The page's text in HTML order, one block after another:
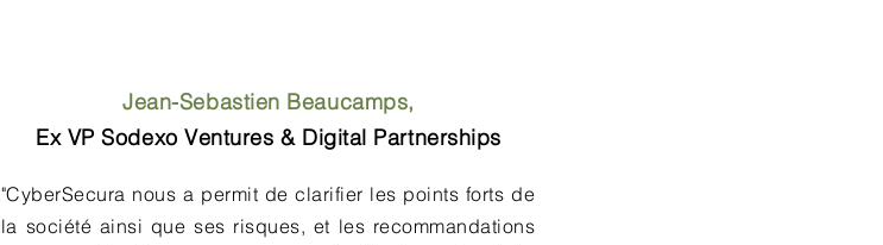
Jean-Sebastien Beaucamps,
Ex VP Sodexo Ventures & Digital Partnerships
"CyberSecura nous a permit de clarifier les points forts de
la société ainsi que ses risques, et les recommandations